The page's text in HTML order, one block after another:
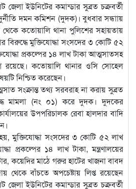
জেলা ইউনিটের কমান্ডার সুব্রত চক্রবর্তী
দমন কমিশন (দুদক)। বুধবার সন্ধাায়
থেকে কতোয়ালি থানা পুলিশের সহায়তায়
বিরুদ্ধে মুক্তিযোদ্ধা সংসদের ৩ কোটি ৫২
প্রকল্পের ১৪ লাখ টাকা আত্মসাতসহ
রয়েছে। কতোয়ালি থানার ওসি সোহেল
নিশ্চিত করেছেন।
সংক্রান্ত তথ্য সরবরাহ না করায় সুব্রত
মামলা (নং ০১) করে দুদক। দুদকের
উপপরিচালক রেবা হালদার বাদি
মুক্তিযোদ্ধা সংসদের ৩ কোটি ৫২ লাখ
প্রকল্পের ১৪ লাখ টাকা, মন্ত্রণালয়ের
কয়েদির মাঠে গরুর হাটের খাজনা বাবদ
থেকে বাঁচতে অপচেষ্টায় লিপ্ত রয়েছেন
জেলা ইউনিটের কমান্ডার সুব্রত চক্রবর্তী